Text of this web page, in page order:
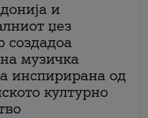
и
џез
создадоа
музичка
инспирирана од
културно